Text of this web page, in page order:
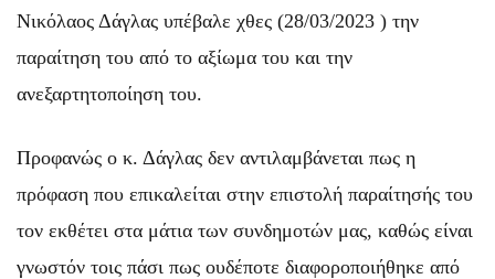
Νικόλαος Δάγλας υπέβαλε χθες (28/03/2023 ) την
παραίτηση του από το αξίωμα του και την
ανεξαρτητοποίηση του.
Προφανώς ο κ. Δάγλας δεν αντιλαμβάνεται πως η
πρόφαση που επικαλείται στην επιστολή παραίτησής του
τον εκθέτει στα μάτια των συνδημοτών μας, καθώς είναι
γνωστόν τοις πάσι πως ουδέποτε διαφοροποιήθηκε από